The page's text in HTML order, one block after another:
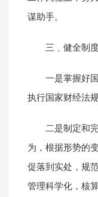
谋助手。
三﹑健全制
一是掌握好
执行国家财经法
二是制定和
为，根据形势的
促落到实处，规
管理科学化，核